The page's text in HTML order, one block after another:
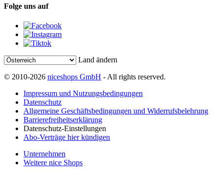
Folge uns auf
Land ändern
© 2010-2026 niceshops GmbH - All rights reserved.
Impressum und Nutzungsbedingungen
Datenschutz
Allgemeine Geschäftsbedingungen und Widerrufsbelehrung
Barrierefreiheitserklärung
Datenschutz-Einstellungen
Abo-Verträge hier kündigen
Unternehmen
Weitere nice Shops